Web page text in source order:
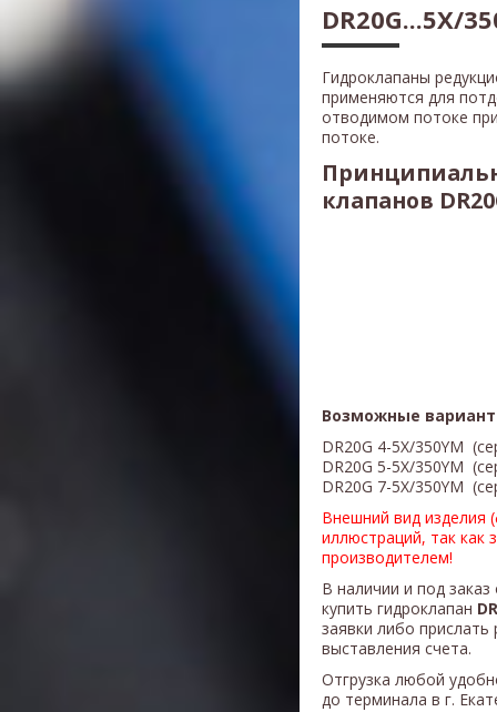
DR20G...5X/
Гидроклапаны
применяются для
отводимом потоке
потоке.
клапанов
Возможные
DR20G 4-5X/350YM
DR20G 5-5X/350YM
DR20G 7-5X/350YM
Внешний вид изделия
иллюстраций, так как
производителем!
В наличии и под
купить гидроклапан
заявки либо
выставления счета.
Отгрузка любой
до терминала в г.